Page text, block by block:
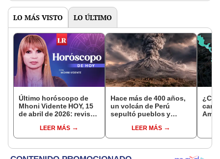
LO MÁS VISTO LO ÚLTIMO
Último horóscopo de
Mhoni Vidente HOY, 15
de abril de 2026: revisa
signo y entérate si te
espera un día
LEER MÁS
Hace más de 400 años,
un volcán de Perú
sepultó pueblos y
veranos más fríos de la
historia: sigue bajo
LEER MÁS
caro